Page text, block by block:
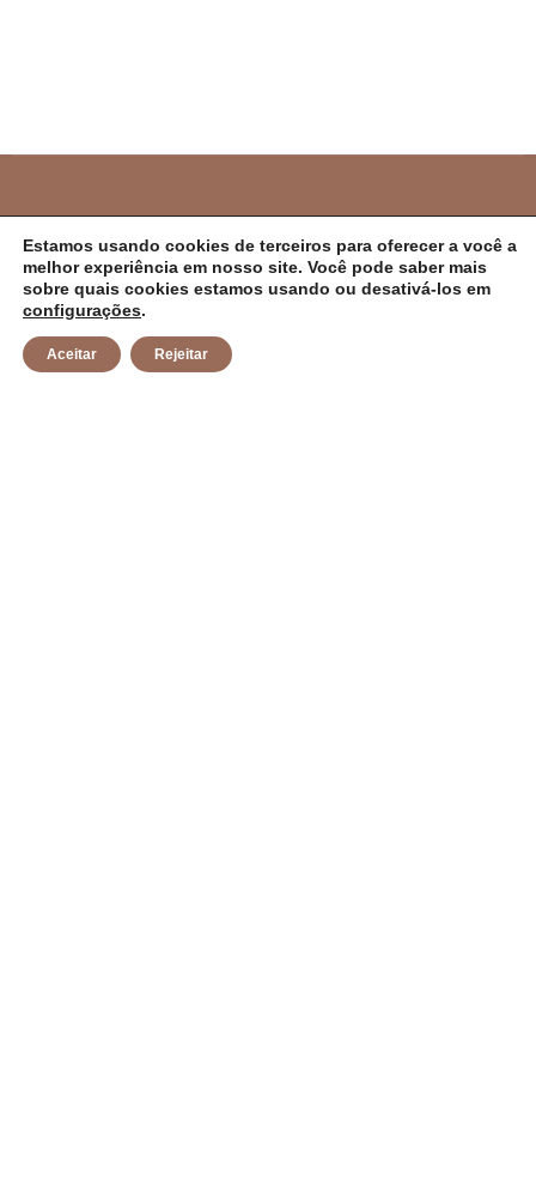
PREFEITURA MUNICIPAL DE CAMPO ALEGRE
DE LOURDES/BA
CNPJ: 14.117.329/0001-41 Endereço: Rua Abílio Dias S/N,
Centro, Campo Alegre de Lourdes/BA Horário de
Estamos usando cookies de terceiros para oferecer a você a
melhor experiência em nosso site. Você pode saber mais
sobre quais cookies estamos usando ou desativá-los em
configurações.
Aceitar Rejeitar